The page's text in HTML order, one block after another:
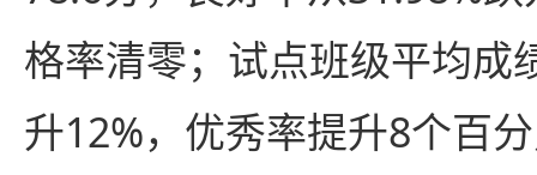
格率清零；试点班级平均成
升12%，优秀率提升8个百